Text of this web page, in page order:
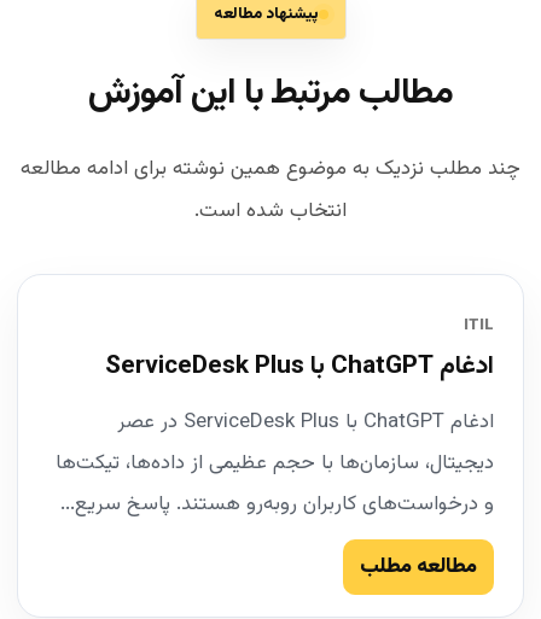
پیشنهاد مطالعه
مطالب مرتبط با این آموزش
چند مطلب نزدیک به موضوع همین نوشته برای ادامه مطالعه
انتخاب شده است.
ITIL
ادغام ChatGPT با ServiceDesk Plus
ادغام ChatGPT با ServiceDesk Plus در عصر
دیجیتال، سازمان‌ها با حجم عظیمی از داده‌ها، تیکت‌ها
و درخواست‌های کاربران روبه‌رو هستند. پاسخ سریع...
مطالعه مطلب